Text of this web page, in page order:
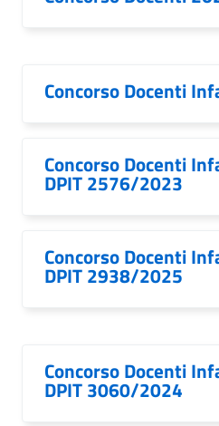
Concorso Docenti
Concorso Docenti
DPIT 2576/2023
Concorso Docenti
DPIT 2938/2025
Concorso Docenti
DPIT 3060/2024